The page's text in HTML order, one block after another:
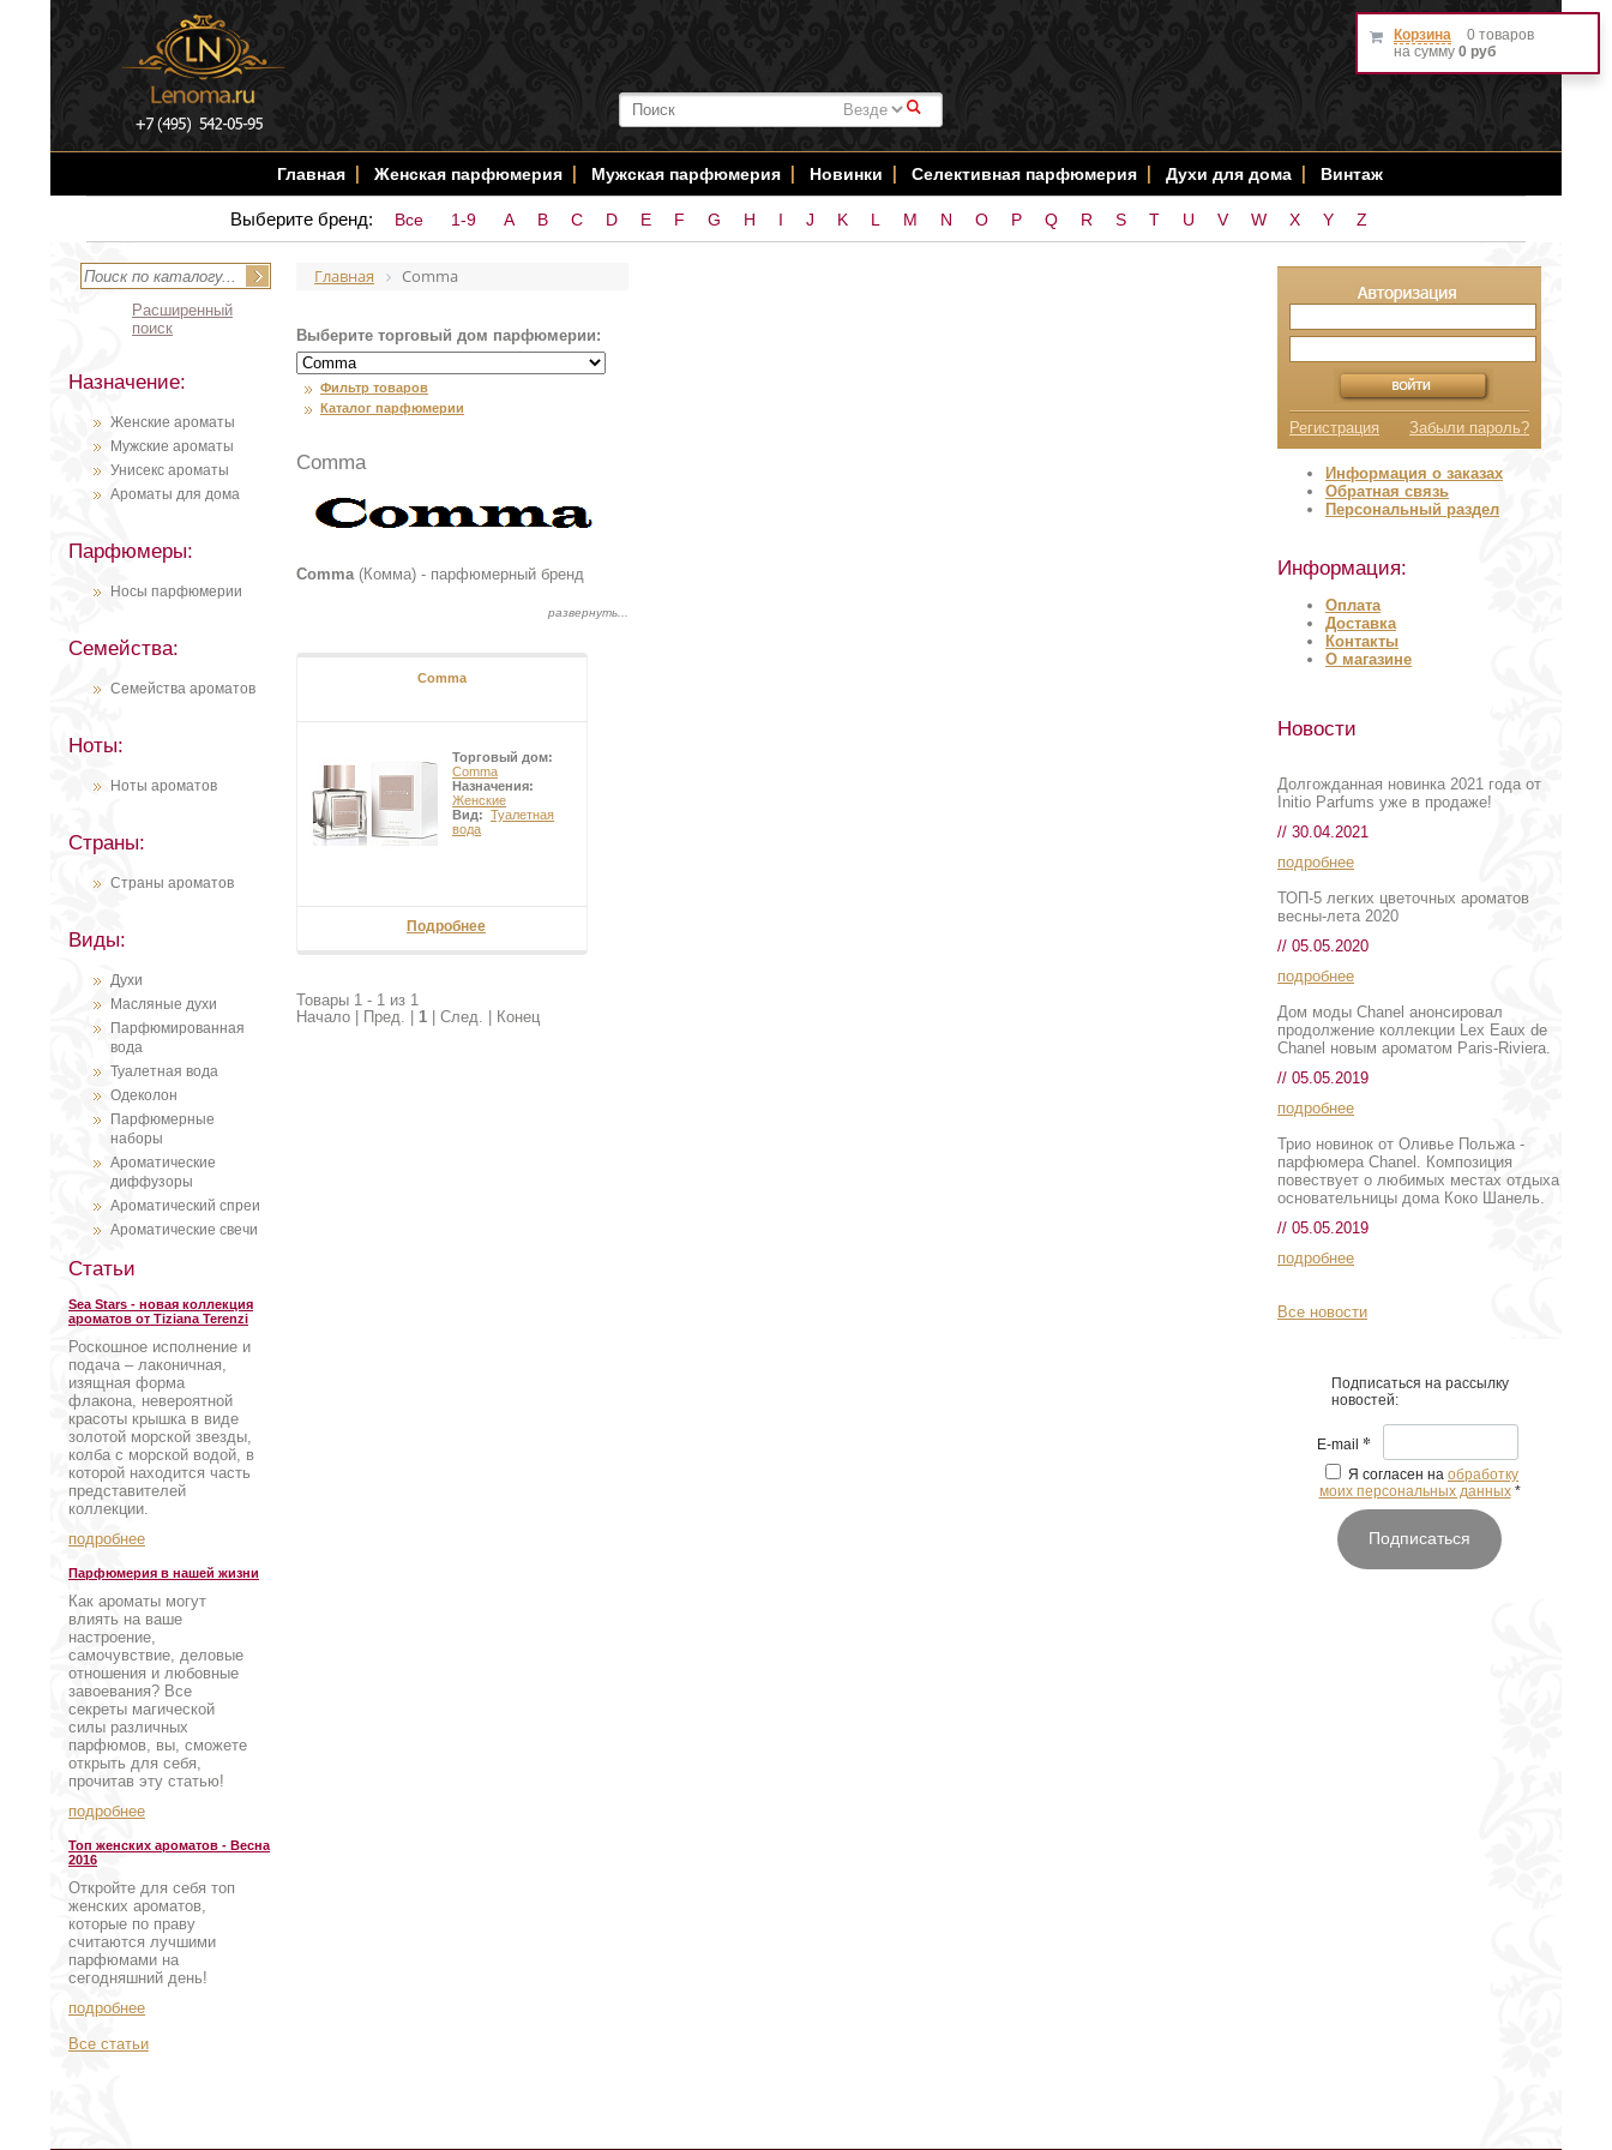
#
Главная Женская парфюмерия Мужская парфюмерия Новинки Селективная парфюмерия Духи для дома Винтаж
Выберите бренд: Все 1-9 A B C D E F G H I J K L M N O P Q R S T U V W X Y Z
Расширенный
поиск
Назначение:
Женские ароматы
Мужские ароматы
Унисекс ароматы
Ароматы для дома
Парфюмеры:
Носы парфюмерии
Семейства:
Семейства ароматов
Ноты:
Ноты ароматов
Страны:
Страны ароматов
Виды:
Духи
Масляные духи
Парфюмированная
вода
Туалетная вода
Одеколон
Парфюмерные
наборы
Ароматические
диффузоры
Ароматический спреи
Ароматические свечи
Статьи
Sea Stars - новая коллекция
ароматов от Tiziana Terenzi
Роскошное исполнение и
подача – лаконичная,
изящная форма
флакона, невероятной
красоты крышка в виде
золотой морской звезды,
колба с морской водой, в
которой находится часть
представителей
коллекции.
подробнее
Парфюмерия в нашей жизни
Как ароматы могут
влиять на ваше
настроение,
самочувствие, деловые
отношения и любовные
завоевания? Все
секреты магической
силы различных
парфюмов, вы, сможете
открыть для себя,
прочитав эту статью!
подробнее
Топ женских ароматов - Весна
2016
Откройте для себя топ
женских ароматов,
которые по праву
считаются лучшими
парфюмами на
сегодняшний день!
подробнее
Все статьи
Главная Comma
Выберите торговый дом парфюмерии:
Фильтр товаров
Каталог парфюмерии
Comma
Comma(Комма) - парфюмерный бренд
Comma
Торговый дом:
Comma
Назначения:
Женские
Вид: Туалетная
вода
Подробнее
Товары 1 - 1 из 1
Начало | Пред. | 1 | След. | Конец
Корзина
0 товаров
на сумму 0 руб
Регистрация Забыли пароль?
Информация о заказах
Обратная связь
Персональный раздел
Информация:
Оплата
Доставка
Контакты
О магазине
Новости
Долгожданная новинка 2021 года от
Initio Parfums уже в продаже!
// 30.04.2021
подробнее
ТОП-5 легких цветочных ароматов
весны-лета 2020
// 05.05.2020
подробнее
Дом моды Chanel анонсировал
продолжение коллекции Lex Eaux de
Chanel новым ароматом Paris-Riviera.
// 05.05.2019
подробнее
Трио новинок от Оливье Польжа -
парфюмера Chanel. Композиция
повествует о любимых местах отдыха
основательницы дома Коко Шанель.
// 05.05.2019
подробнее
Все новости
Подписаться на рассылку
новостей:
E-mail *
Я согласен на обработку
моих персональных данных *
Подписаться